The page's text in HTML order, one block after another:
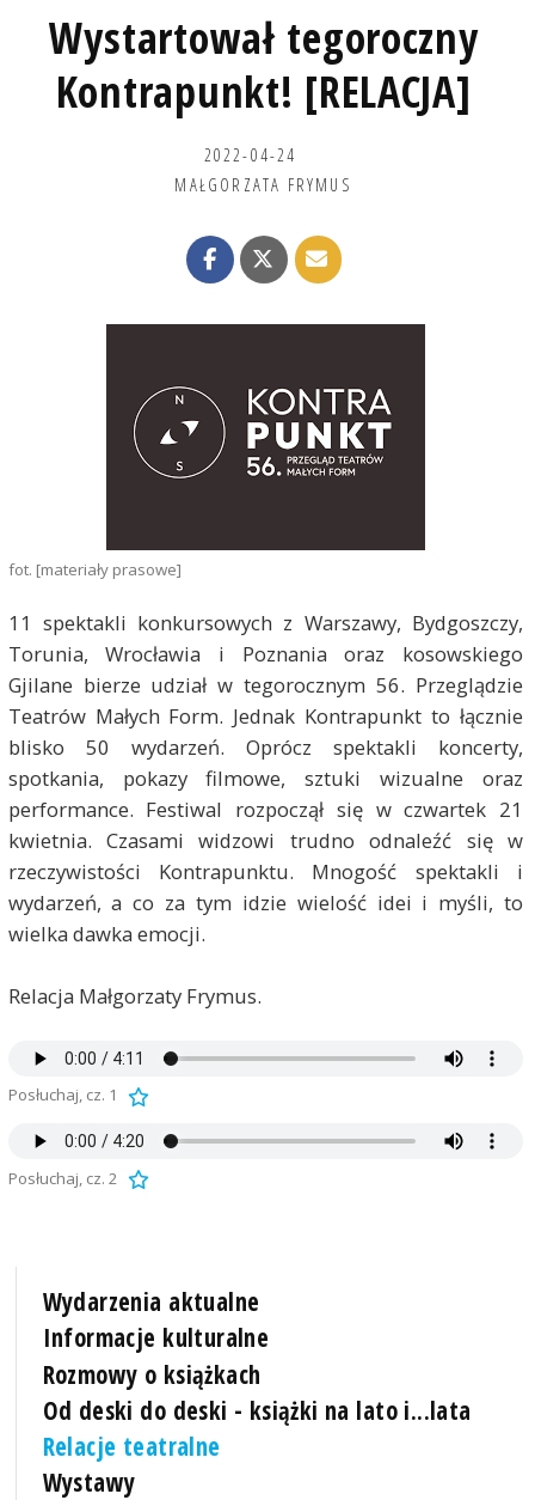
Wystartował tegoroczny
Kontrapunkt! [RELACJA]
2022-04-24
MAŁGORZATA FRYMUS
fot. [materiały prasowe]
11 spektakli konkursowych z Warszawy, Bydgoszczy,
Torunia, Wrocławia i Poznania oraz kosowskiego
Gjilane bierze udział w tegorocznym 56. Przeglądzie
Teatrów Małych Form. Jednak Kontrapunkt to łącznie
blisko 50 wydarzeń. Oprócz spektakli koncerty,
spotkania, pokazy filmowe, sztuki wizualne oraz
performance. Festiwal rozpoczął się w czwartek 21
kwietnia. Czasami widzowi trudno odnaleźć się w
rzeczywistości Kontrapunktu. Mnogość spektakli i
wydarzeń, a co za tym idzie wielość idei i myśli, to
wielka dawka emocji.
Relacja Małgorzaty Frymus.
Posłuchaj, cz. 1
Posłuchaj, cz. 2
Wydarzenia aktualne
Informacje kulturalne
Rozmowy o książkach
Od deski do deski - książki na lato i...lata
Relacje teatralne
Wystawy